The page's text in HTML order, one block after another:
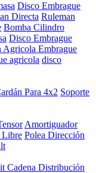
Disco Embrague
Directa Ruleman
Bomba Cilindro
Disco Embrague
Agricola Embrague
agricola disco
Para 4x2 Soporte
Amortiguador
Libre Polea Dirección
Cadena Distribución